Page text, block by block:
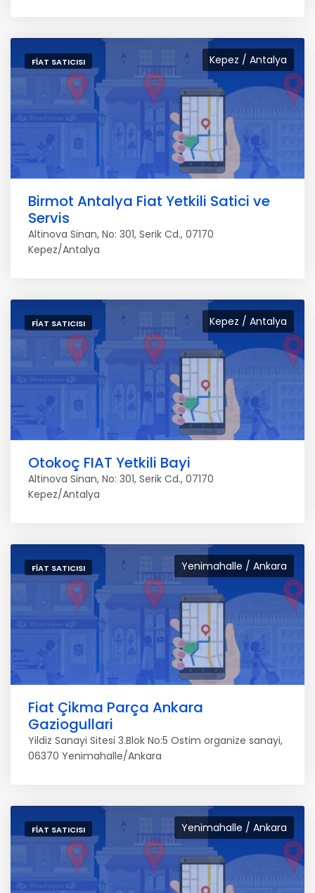
Kepez / Antalya
FIAT SATICISI
Birmot Antalya Fiat Yetkili Satici ve
Servis
Altinova Sinan, No: 301, Serik Cd., 07170
Kepez/Antalya
Kepez / Antalya
FIAT SATICISI
Otokoç FIAT Yetkili Bayi
Altinova Sinan, No: 301, Serik Cd., 07170
Kepez/Antalya
Yenimahalle / Ankara
FIAT SATICISI
Fiat Çikma Parça Ankara
Gaziogullari
Yildiz Sanayi Sitesi 3.Blok No:5 Ostim organize sanayi,
06370 Yenimahalle/Ankara
Yenimahalle / Ankara
FIAT SATICISI